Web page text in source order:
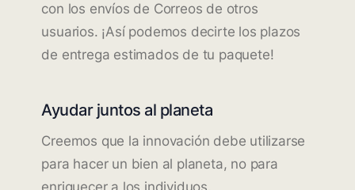
con los envíos de Correos de otros
usuarios. ¡Así podemos decirte los plazos
de entrega estimados de tu paquete!
Ayudar juntos al planeta
Creemos que la innovación debe utilizarse
para hacer un bien al planeta, no para
enriquecer a los individuos.